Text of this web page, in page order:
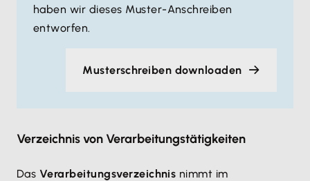
haben wir dieses Muster-Anschreiben
entworfen.
Musterschreiben downloaden
Verzeichnis von Verarbeitungstätigkeiten
Das Verarbeitungsverzeichnis nimmt im